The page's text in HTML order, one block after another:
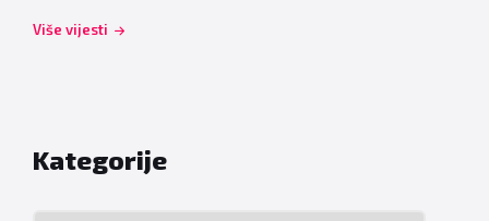
Više vijesti
Kategorije